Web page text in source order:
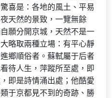
喜是：各地的風土、平易
天然的景致，一覽無餘
願分開京城，天然不是一
略取兩種立場：有平心靜
鄉順俗者。蘇軾屬于后者
待人生，萍蹤所至處，即
即是詩情涌出處；他酷愛
于京都見不到的奇跡、勝